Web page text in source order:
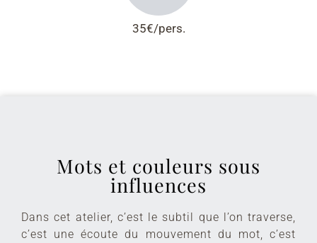
35€/pers.
Mots et couleurs sous
influences
Dans cet atelier, c’est le subtil que l’on traverse,
c’est une écoute du mouvement du mot, c’est